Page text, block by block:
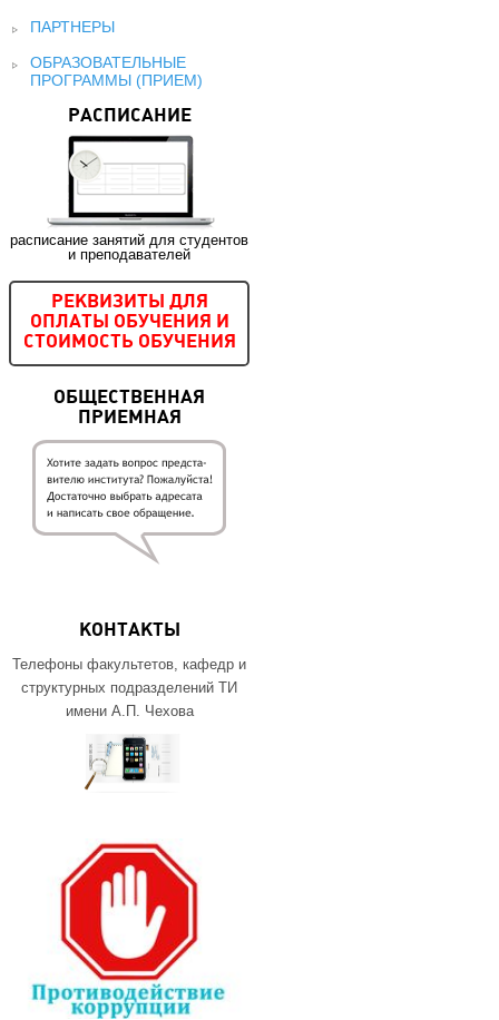
ПАРТНЕРЫ
ОБРАЗОВАТЕЛЬНЫЕ
ПРОГРАММЫ (ПРИЕМ)
РАСПИСАНИЕ
расписание занятий для студентов
и преподавателей
РЕКВИЗИТЫ ДЛЯ
ОПЛАТЫ ОБУЧЕНИЯ И
СТОИМОСТЬ ОБУЧЕНИЯ
ОБЩЕСТВЕННАЯ
ПРИЕМНАЯ
КОНТАКТЫ
Телефоны факультетов, кафедр и
структурных подразделений ТИ
имени А.П. Чехова